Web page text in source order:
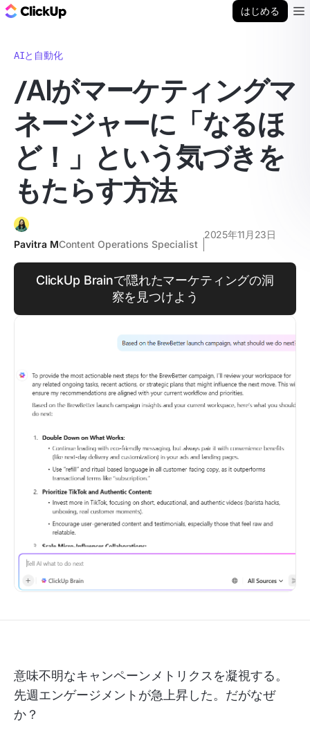
はじめる
AIと自動化
/AIがマーケティングマ
ネージャーに「なるほ
ど！」という気づきを
もたらす方法
Pavitra MContent Operations Specialist
2025年11月23日
ClickUp Brainで隠れたマーケティングの洞
察を見つけよう
意味不明なキャンペーンメトリクスを凝視する。
先週エンゲージメントが急上昇した。だがなぜ
か？